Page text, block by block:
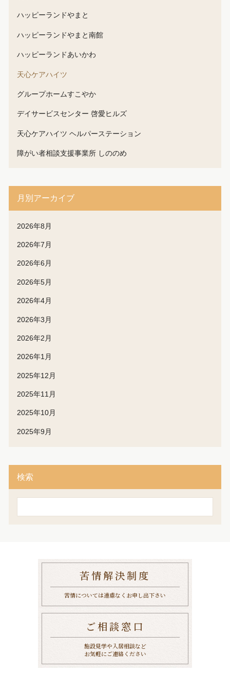
ハッピーランドやまと
ハッピーランドやまと南館
ハッピーランドあいかわ
天心ケアハイツ
グループホームすこやか
デイサービスセンター 啓愛ヒルズ
天心ケアハイツ ヘルパーステーション
障がい者相談支援事業所 しののめ
月別アーカイブ
2026年8月
2026年7月
2026年6月
2026年5月
2026年4月
2026年3月
2026年2月
2026年1月
2025年12月
2025年11月
2025年10月
2025年9月
検索
苦情解決制度
苦情については遠慮なくお申し出下さい
ご相談窓口
施設見学や入居相談など
お気軽にご連絡ください